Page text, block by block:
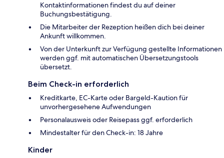
Kontaktinformationen findest du auf deiner
Buchungsbestätigung.
Die Mitarbeiter der Rezeption heißen dich bei deiner
Ankunft willkommen.
Von der Unterkunft zur Verfügung gestellte Informationen
werden ggf. mit automatischen Übersetzungstools
übersetzt.
Beim Check-in erforderlich
Kreditkarte, EC-Karte oder Bargeld-Kaution für
unvorhergesehene Aufwendungen
Personalausweis oder Reisepass ggf. erforderlich
Mindestalter für den Check-in: 18 Jahre
Kinder